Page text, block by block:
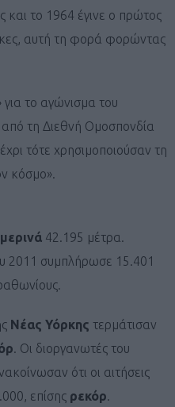
το 1964 έγινε ο πρώτος
αυτή τη φορά φορώντας
για το αγώνισμα του
τη Διεθνή Ομοσπονδία
τότε χρησιμοποιούσαν τη
κόσμο».
42.195 μέτρα.
2011 συμπλήρωσε 15.401
Νέας Υόρκης τερμάτισαν
. Οι διοργανωτές του
ότι οι αιτήσεις
επίσης ρεκόρ.